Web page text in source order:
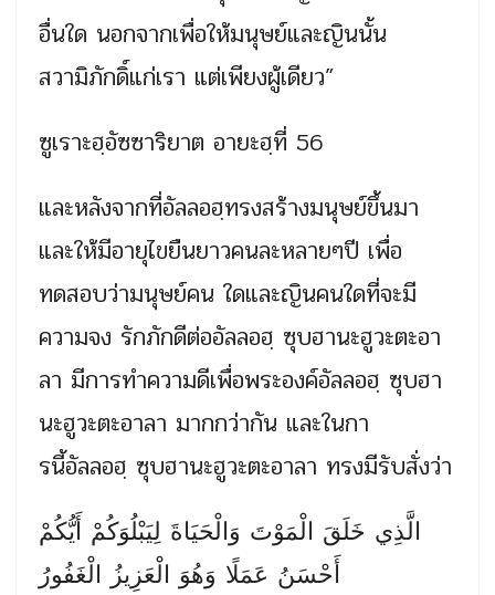
อื่นใด นอกจากเพื่อให้มนุษย์และญินนั้น
สวามิภักดิ์แก่เรา แต่เพียงผู้เดียว”
ซูเราะฮฺอัซซาริยาต อายะฮฺที่ 56
และหลังจากที่อัลลอฮฺทรงสร้างมนุษย์ขึ้นมา
และให้มีอายุไขยืนยาวคนละหลายๆปี เพื่อ
ทดสอบว่ามนุษย์คน ใดและญินคนใดที่จะมี
ความจง รักภักดีต่ออัลลอฮฺ ซุบฮานะฮูวะตะอา
ลา มีการทำความดีเพื่อพระองค์อัลลอฮฺ ซุบฮา
นะฮูวะตะอาลา มากกว่ากัน และในกา
รนี้อัลลอฮฺ ซุบฮานะฮูวะตะอาลา ทรงมีรับสั่งว่า
الَّذِي خَلَقَ الْمَوْتَ وَالْحَيَاةَ لِيَبْلُوَكُمْ أَيُّكُمْ
أَحْسَنُ عَمَلًا وَهُوَ الْعَزِيزُ الْغَفُورُ